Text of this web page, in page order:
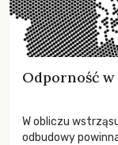
Odporność
W obliczu
odbudowy